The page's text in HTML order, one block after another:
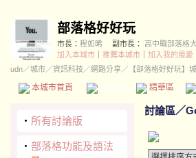
部落格好好玩
市長： 程如晞 副市長： 高中職部落格
加入本城市
推薦本城市 加入我的最愛
udn／城市／資訊科技 ／網路分享／ 【部落格好好玩】
本城市首頁 精華區
‧ 所有討論版
‧ 部落格功能及語法
討論區／